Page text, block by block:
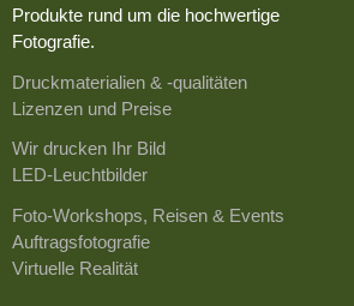
Produkte rund um die hochwertige
Fotografie.
Druckmaterialien & -qualitäten
Lizenzen und Preise
Wir drucken Ihr Bild
LED-Leuchtbilder
Foto-Workshops, Reisen & Events
Auftragsfotografie
Virtuelle Realität